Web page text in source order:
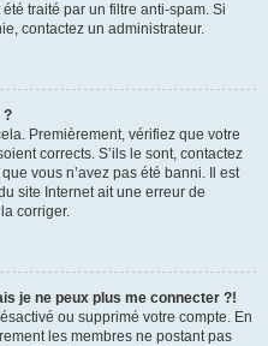
traité par un filtre anti-spam. Si
contactez un administrateur.
?
Premièrement, vérifiez que votre
corrects. S’ils le sont, contactez
vous n’avez pas été banni. Il est
site Internet ait une erreur de
corriger.
je ne peux plus me connecter ?!
ou supprimé votre compte. En
les membres ne postant pas